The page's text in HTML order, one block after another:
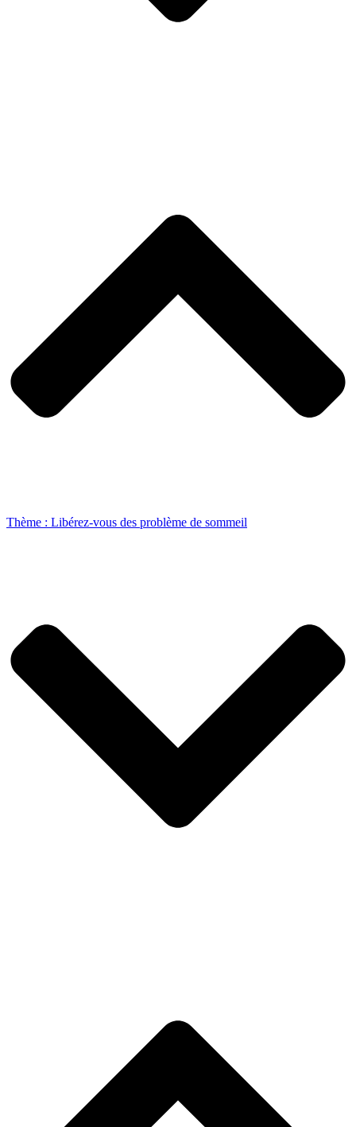
Thème : Libérez-vous des problème de sommeil